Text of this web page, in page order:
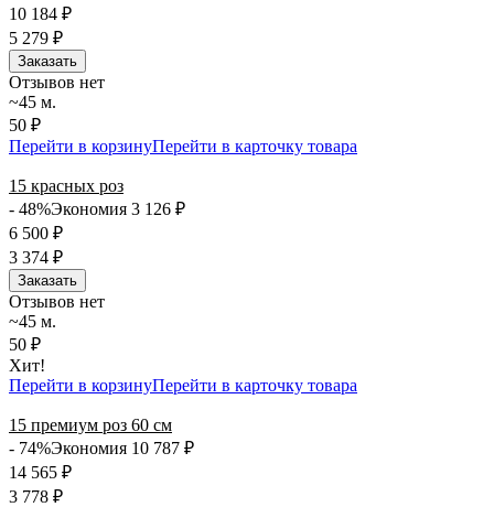
10 184 ₽
5 279 ₽
Заказать
Отзывов нет
~45 м.
50 ₽
Перейти в корзинуПерейти в карточку товара
15 красных роз
- 48%Экономия 3 126 ₽
6 500 ₽
3 374 ₽
Заказать
Отзывов нет
~45 м.
50 ₽
Хит!
Перейти в корзинуПерейти в карточку товара
15 премиум роз 60 см
- 74%Экономия 10 787 ₽
14 565 ₽
3 778 ₽